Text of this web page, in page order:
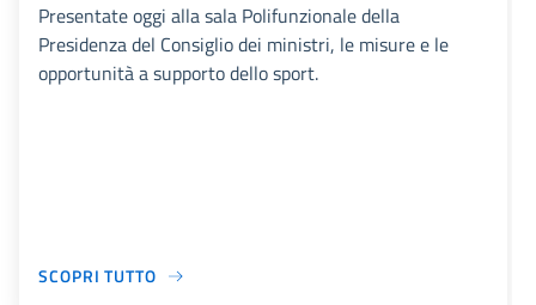
Presentate oggi alla sala Polifunzionale della
Presidenza del Consiglio dei ministri, le misure e le
opportunità a supporto dello sport.
SCOPRI TUTTO